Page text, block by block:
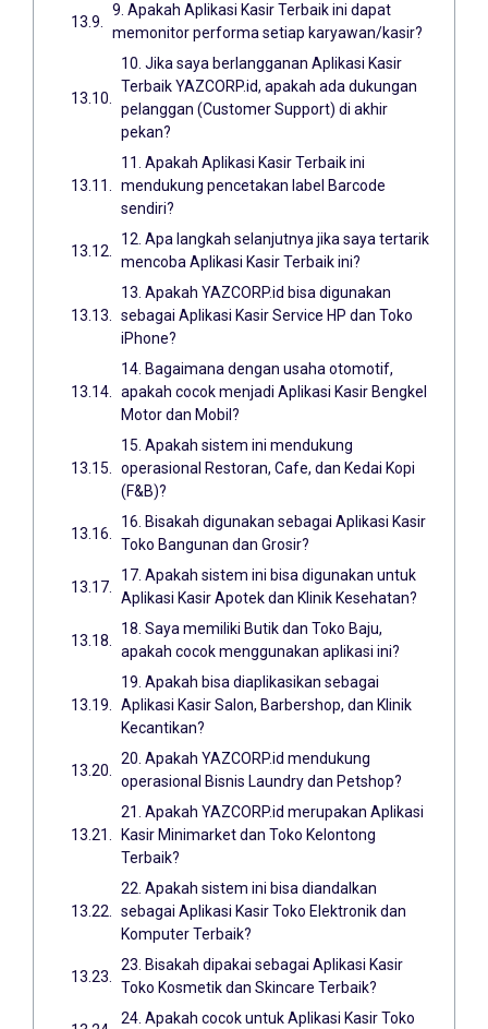
9. Apakah Aplikasi Kasir Terbaik ini dapat
memonitor performa setiap karyawan/kasir?
10. Jika saya berlangganan Aplikasi Kasir
Terbaik YAZCORP.id, apakah ada dukungan
pelanggan (Customer Support) di akhir
pekan?
11. Apakah Aplikasi Kasir Terbaik ini
mendukung pencetakan label Barcode
sendiri?
12. Apa langkah selanjutnya jika saya tertarik
mencoba Aplikasi Kasir Terbaik ini?
13. Apakah YAZCORP.id bisa digunakan
sebagai Aplikasi Kasir Service HP dan Toko
iPhone?
14. Bagaimana dengan usaha otomotif,
apakah cocok menjadi Aplikasi Kasir Bengkel
Motor dan Mobil?
15. Apakah sistem ini mendukung
operasional Restoran, Cafe, dan Kedai Kopi
(F&B)?
16. Bisakah digunakan sebagai Aplikasi Kasir
Toko Bangunan dan Grosir?
17. Apakah sistem ini bisa digunakan untuk
Aplikasi Kasir Apotek dan Klinik Kesehatan?
18. Saya memiliki Butik dan Toko Baju,
apakah cocok menggunakan aplikasi ini?
19. Apakah bisa diaplikasikan sebagai
Aplikasi Kasir Salon, Barbershop, dan Klinik
Kecantikan?
20. Apakah YAZCORP.id mendukung
operasional Bisnis Laundry dan Petshop?
21. Apakah YAZCORP.id merupakan Aplikasi
Kasir Minimarket dan Toko Kelontong
Terbaik?
22. Apakah sistem ini bisa diandalkan
sebagai Aplikasi Kasir Toko Elektronik dan
Komputer Terbaik?
23. Bisakah dipakai sebagai Aplikasi Kasir
Toko Kosmetik dan Skincare Terbaik?
24. Apakah cocok untuk Aplikasi Kasir Toko